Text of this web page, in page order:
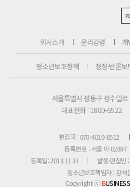
회사소개 윤리강령 개
청소년보호정책 정정·반론보
서울특별시 성동구 성수일
대표전화 : 1800-6522
편집국 : 070-4010-8512
등록번호 : 서울 아 02897
등록일: 2013.11.13
발행·편집인
청소년보호책임자 : 강석
Copyright ⓒB